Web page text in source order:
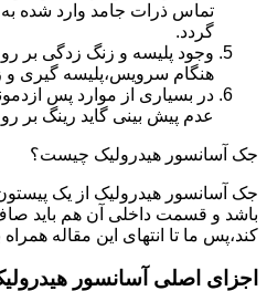
تماس ذرات جامد وارد شده به
گردد.
وجود پلیسه و زنگ زدگی بر
هنگام سرویس،پلیسه گیری
در بسیاری از موارد پس
عدم پیش بینی گاید رینگ بر
جک آسانسور هیدرولیک چیست؟
جک آسانسور هیدرولیک از یک
باشد و قسمت داخلی آن هم باید
کند،پس ما تا انتهای این مقاله همراه
اجزای اصلی آسانسور